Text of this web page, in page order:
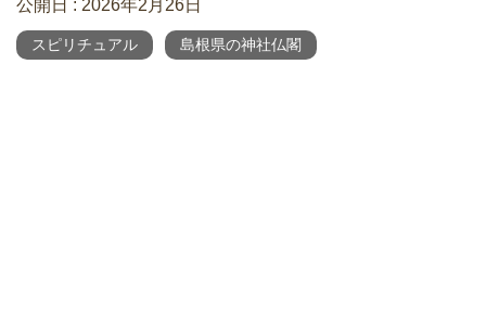
公開日 : 2026年2月26日
スピリチュアル 島根県の神社仏閣